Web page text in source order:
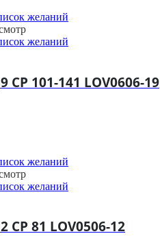
желаний
желаний
CP 101-141 LOV0606-19
желаний
желаний
CP 81 LOV0506-12